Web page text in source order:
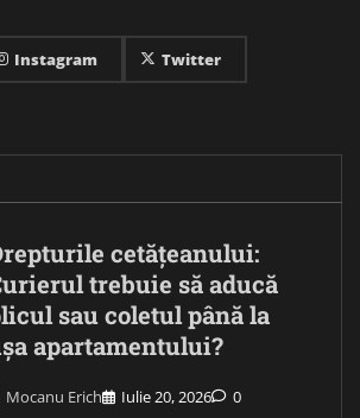
Instagram Twitter
cetățeanului:
trebuie să aducă
sau coletul până la
apartamentului?
Mocanu Erich Iulie 20, 2026 0